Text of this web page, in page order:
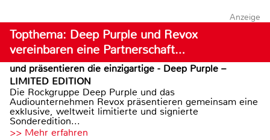
Anzeige
Topthema: Deep Purple und Revox
vereinbaren eine Partnerschaft…
und präsentieren die einzigartige - Deep Purple –
LIMITED EDITION
Die Rockgruppe Deep Purple und das
Audiounternehmen Revox präsentieren gemeinsam eine
exklusive, weltweit limitierte und signierte
Sonderedition...
>> Mehr erfahren